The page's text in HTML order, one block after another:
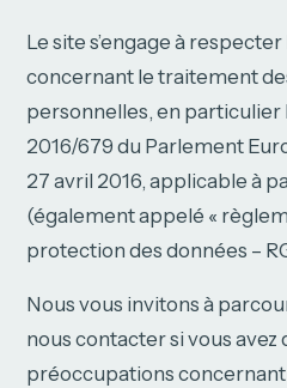
Le site s’engage à
concernant le traitement
personnelles, en particulier
2016/679 du Parlement
27 avril 2016, applicable à
(également appelé «
protection des données –
Nous vous invitons à
nous contacter si vous avez
préoccupations concernant